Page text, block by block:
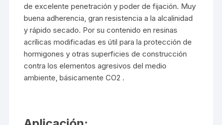
de excelente penetración y poder de fijación. Muy
buena adherencia, gran resistencia a la alcalinidad
y rápido secado. Por su contenido en resinas
acrílicas modificadas es útil para la protección de
hormigones y otras superficies de construcción
contra los elementos agresivos del medio
ambiente, básicamente CO2 .